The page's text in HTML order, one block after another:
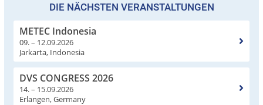
DIE NÄCHSTEN VERANSTALTUNGEN
METEC Indonesia
09. – 12.09.2026
Jarkarta, Indonesia
DVS CONGRESS 2026
14. – 15.09.2026
Erlangen, Germany